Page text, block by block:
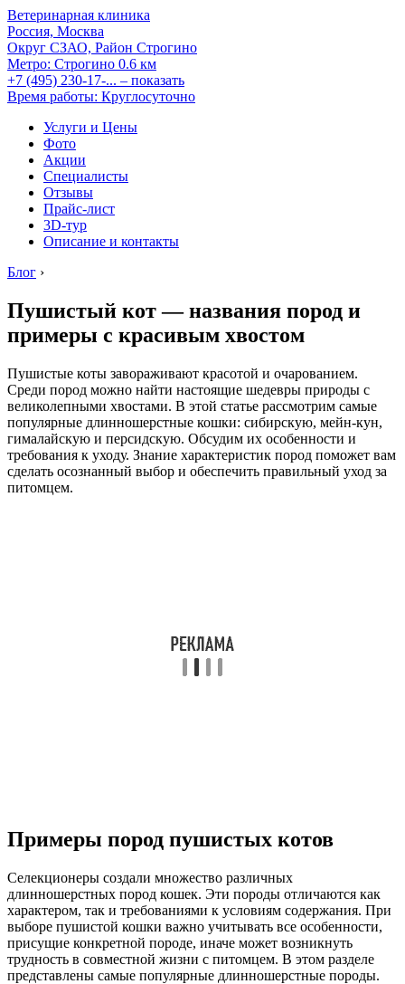
Ветеринарная клиника
Россия, Москва
Округ СЗАО, Район Строгино
Метро: Строгино 0.6 км
+7 (495) 230-17-... – показать
Время работы: Круглосуточно
Услуги и Цены
Фото
Акции
Специалисты
Отзывы
Прайс-лист
3D-тур
Описание и контакты
Блог ›
Пушистый кот — названия пород и
примеры с красивым хвостом
Пушистые коты завораживают красотой и очарованием.
Среди пород можно найти настоящие шедевры природы с
великолепными хвостами. В этой статье рассмотрим самые
популярные длинношерстные кошки: сибирскую, мейн-кун,
гималайскую и персидскую. Обсудим их особенности и
требования к уходу. Знание характеристик пород поможет вам
сделать осознанный выбор и обеспечить правильный уход за
питомцем.
Примеры пород пушистых котов
Селекционеры создали множество различных
длинношерстных пород кошек. Эти породы отличаются как
характером, так и требованиями к условиям содержания. При
выборе пушистой кошки важно учитывать все особенности,
присущие конкретной породе, иначе может возникнуть
трудность в совместной жизни с питомцем. В этом разделе
представлены самые популярные длинношерстные породы.